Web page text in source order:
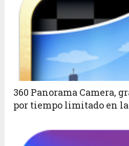
360 Panorama Camera,
por tiempo limitado en la